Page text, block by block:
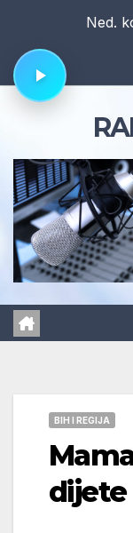
content
Ned.
BIH I REGIJA
dijete